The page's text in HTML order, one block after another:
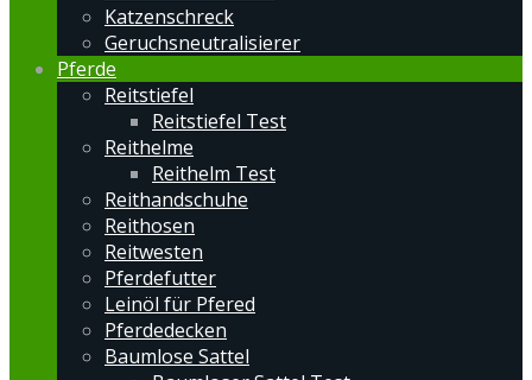
Katzenschreck
Geruchsneutralisierer
Pferde
Reitstiefel
Reitstiefel Test
Reithelme
Reithelm Test
Reithandschuhe
Reithosen
Reitwesten
Pferdefutter
Leinöl für Pfered
Pferdedecken
Baumlose Sattel